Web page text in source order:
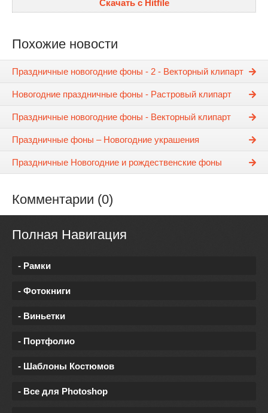
Скачать с Hitfile
Похожие новости
Праздничные новогодние фоны - 2 - Векторный клипарт
Новогодние праздничные фоны - Растровый клипарт
Праздничные новогодние фоны - Векторный клипарт
Праздничные фоны – Новогодние украшения
Праздничные Новогодние и рождественские фоны
Комментарии (0)
Полная Навигация
- Рамки
- Фотокниги
- Виньетки
- Портфолио
- Шаблоны Костюмов
- Все для Photoshop